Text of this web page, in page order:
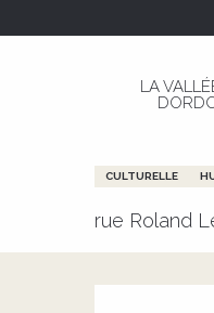
LA
21
Café
CULTURELLE
rue Roland